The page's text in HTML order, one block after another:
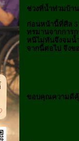
ช่วงที่น้ำท่วมบ้า
ก่อนหน้านี้ที่ศีล 5
ทรมานจากการก
หนีไม่ทันจึงจมน้
จากนี้ต่อไป จึงข
ขอบคุณความดีคุ้